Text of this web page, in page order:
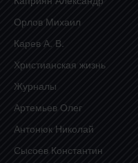
Орлов Михаил
Карев А. В.
Христианская жизнь
Журналы
Артемьев Олег
Антонюк Николай
Сысоев Константин